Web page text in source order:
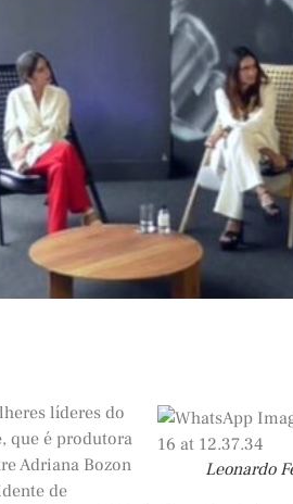
Leonardo
líderes do
que é produtora
Adriana Bozon
de